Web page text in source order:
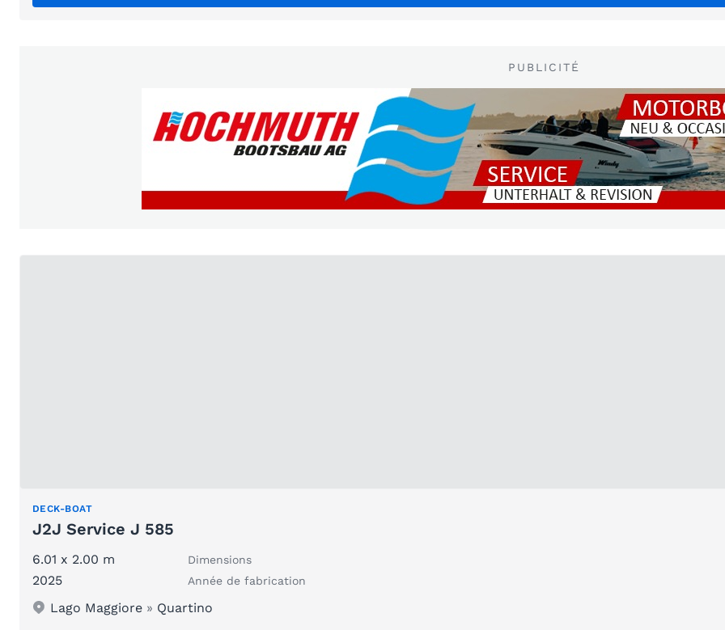
PUBLICITÉ
DECK-BOAT
J2J Service J 585
6.01 x 2.00 m Dimensions
2025 Année de fabrication
Lago Maggiore » Quartino